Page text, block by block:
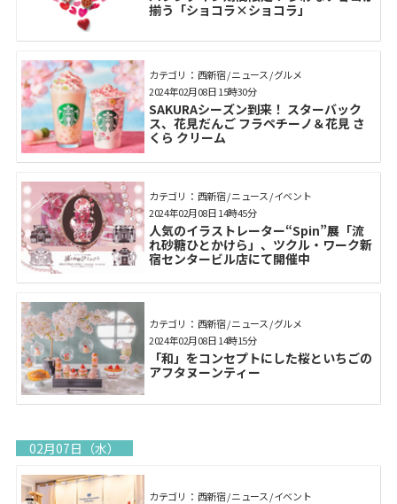
揃う「ショコラ×ショコラ」
カテゴリ： 西新宿 / ニュース / グルメ
SAKURAシーズン到来！ スターバック
ス、花見だんご フラペチーノ＆花見 さ
くら クリーム
2024年02月08日 15時30分
カテゴリ： 西新宿 / ニュース / イベント
人気のイラストレーター“Spin”展「流
れ砂糖ひとかけら」、ツクル・ワーク新
宿センタービル店にて開催中
2024年02月08日 14時45分
カテゴリ： 西新宿 / ニュース / グルメ
「和」をコンセプトにした桜といちごの
アフタヌーンティー
2024年02月08日 14時15分
02月07日（水）
カテゴリ： 西新宿 / ニュース / イベント